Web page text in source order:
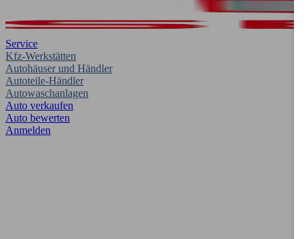
Service
Kfz-Werkstätten
Autohäuser und Händler
Autoteile-Händler
Autowaschanlagen
Auto verkaufen
Auto bewerten
Anmelden